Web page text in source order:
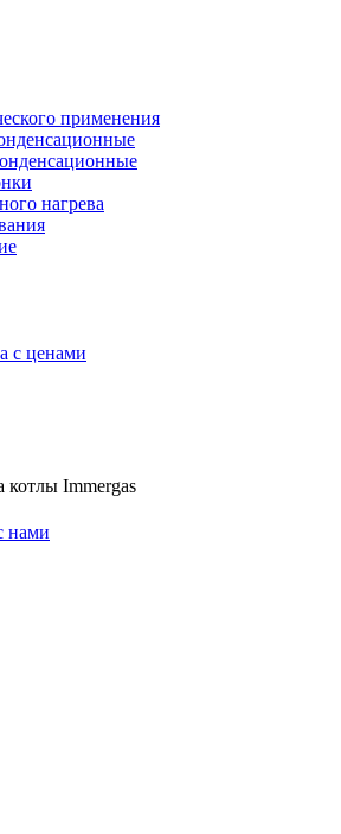
применения
нагрева
с ценами
котлы Immergas
нами